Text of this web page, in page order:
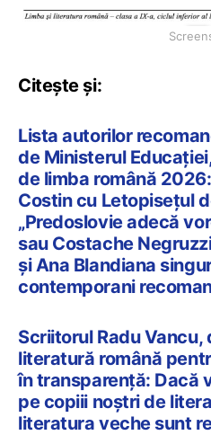
Citește și:
Lista autorilor
de Ministerul
de limba română
Costin cu Letopisețul
„Predoslovie adecă
sau Costache
și Ana Blandiana
contemporani
Scriitorul Radu
literatură română
în transparență: Dacă
pe copiii noștri de
literatura veche sunt